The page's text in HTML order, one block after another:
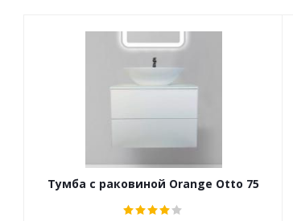
Тумба с раковиной Orange Otto 75